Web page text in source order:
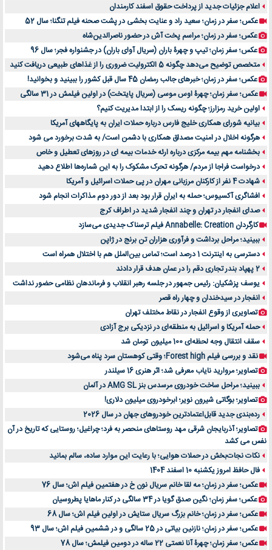
اعلام جزئیات جدید از پرداخت حقوق اسفند کارمندان
عکس؛ سفر در زمان؛ سعید راد و عنایت بخشی در پشت صحنه فیلم تنگنا؛ سال 52
عکس؛ سفر در زمان؛ مراسم پخت آش در حضور ناصرالدین‌شاه
عکس؛ سفر زمان؛ تیپ و چهرۀ باران (سریال آوای باران) در جشنواره فجر؛ سال 96
متخصص توضیح می‌دهد چگونه 5 الکترولیت ضروری را از غذاهای طبیعی دریافت کنید
عکس؛ سفر در زمان؛ خبرهای جالب رمضان 45 سال قبل کشور را ببینید و بخوانید!
عکس؛ سفر زمان؛ چهرۀ اوس موسی (سریال پایتخت) در اولین فیلمش در 31 سالگی
اولین خرید رمزارز؛ چگونه ریسک را از ابتدا مدیریت کنیم؟
بیانیه شورای همکاری خلیج فارس درباره حملات ایران به پایگاههای آمریکا
هرگونه اخلال در امنیت مصداق همکاری با دشمن است/ به شدت برخورد می شود
بخشنامه مهم بیمه مرکزی درباره ارئه خدمات بیمه ای در روزهای تعطیل و خاص
درخواست فراجا از مردم/ هرگونه تحرک مشکوک را به این شماره‌ها اطلاع دهید
شهادت 4 نفر از کارکنان مرزبانی مهران در پی حملات اسرائیل و آمریکا
افشاگری آکسیوس؛ حمله به ایران قرار بود بعد از دور دوم مذاکرات انجام شود
صدای انفجار در تهران و چند انفجار شدید در اطراف کرج
کارگردان Annabelle: Creation فیلم ترسناک جدیدی می‌سازد
ببینید؛ مراحل برداشت و فرآوری هزاران تن برنج در ژاپن
دسترسی به اینترنت 1 درصد است؛ تماس بین‌الملل هم با اختلال همراه است
2 پهپاد بندر تجاری دقم را در عمان هدف قرار دادند
یوسف پزشکیان: رئیس جمهور در جلسه رهبر انقلاب و فرماندهان نظامی حضور نداشت
انفجار در سیدخندان و چهار راه قصر
تصاویری از وقوع انفجار در نقاط مختلف تهران
حمله آمریکا و اسرائیل به منطقه‌ای در نزدیکی برج آزادی
سقف انتقال وجه لحظه‌ای 100 میلیون تومان شد
نقد و بررسی فیلم Forest high؛ وقتی کوهستان سرد پناه می‌شود
تصاویر؛ مروارید نایاب معرفی شد؛ اثر هنری 16 سیلندر
ببینید؛ مراحل ساخت خودروی مرسدس بنز AMG SL در آلمان
تصاویر؛ بوگاتی شیرون نویر؛ ابرخودروی میلیون دلاری!
رده‌بندی جدید قابل‌اعتمادترین خودروهای جهان در سال 2026
تصاویر؛ آذربایجان شرقی مهد روستاهای منحصر به فرد؛ چراغیل؛ روستایی که تاریخ در آن
نفس می کشد
نکات نجات‌بخش در حملات هوایی؛ با رعایت این موارد ساده، سالم بمانید
فال حافظ امروز یکشنبه 10 اسفند 1404
عکس؛ سفر در زمان؛ مه لقا خانم سریال نون خ در هفتمین فیلم اش؛ سال 76
عکس؛ سفر زمان؛ نگین صدق گویا در 34 سالگی در کنار ماهایا پطروسیان
عکس؛ سفر در زمان؛ خانم بزرگ سریال ستایش در اولین فیلم اش؛ سال 68
عکس؛ سفر در زمان؛ نازنین بیاتی در 25 سالگی و در ششمین فیلم اش؛ سال 93
عکس؛ سفر زمان؛ چهرۀ آنا نعمتی 22 ساله در دومین فیلمش؛ سال 78